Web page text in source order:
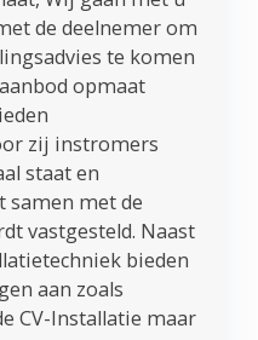
de deelnemer om
te komen
opmaat
zij instromers
staat en
samen met de
vastgesteld. Naast
bieden
aan zoals
CV-Installatie maar